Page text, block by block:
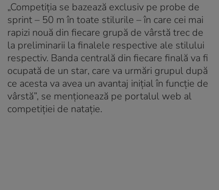
„Competiţia se bazează exclusiv pe probe de
sprint – 50 m în toate stilurile – în care cei mai
rapizi nouă din fiecare grupă de vârstă trec de
la preliminarii la finalele respective ale stilului
respectiv. Banda centrală din fiecare finală va fi
ocupată de un star, care va urmări grupul după
ce acesta va avea un avantaj iniţial în funcţie de
vârstă”, se menționează pe portalul web al
competiției de natație.